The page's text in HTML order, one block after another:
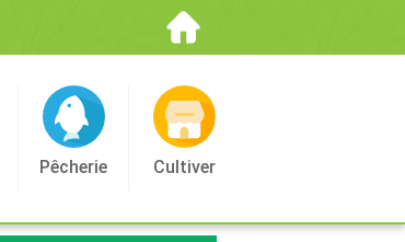
Pêcherie Cultiver